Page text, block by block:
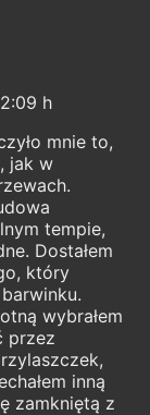
mnie to,
jak w
tempie,
Dostałem
który
wybrałem
przez
inną
zamkniętą z